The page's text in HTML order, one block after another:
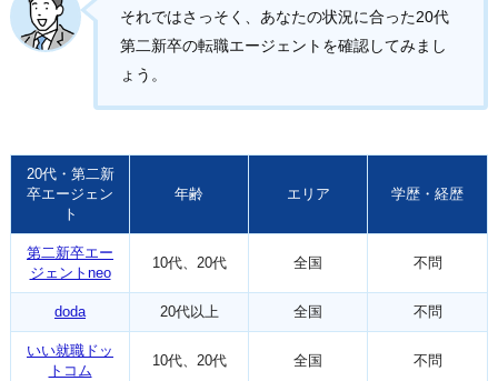
それではさっそく、あなたの状況に合った20代
第二新卒の転職エージェントを確認してみまし
ょう。
20代・第二新
卒エージェン
ト
年齢 エリア 学歴・経歴
第二新卒エー
ジェントneo
10代、20代 全国 不問
doda 20代以上 全国 不問
いい就職ドッ
トコム
10代、20代 全国 不問